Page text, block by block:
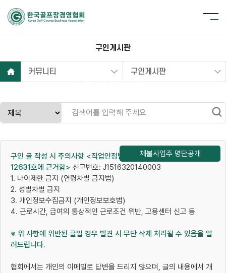
구인게시판
2025년 이전 데이터보기
커뮤니티 구인게시판
구인 글 작성 시 주의사항 <직업안정법 (시행 2014.5.20) 법률 제
12631호에 근거함> 신고번호: J1516320140003
1. 나이제한 금지 (연령차별 금지법)
2. 성별차별 금지
3. 개인정보수집금지 (개인정보보호법)
4. 근로시간, 급여의 통상적인 근로조건 위반, 고용센터 신고 등
※ 위 사항에 위반된 글일 경우 발견 시 무단 삭제 처리될 수 있음을 알
려드립니다.
체불사업주 명단공개
협회에서는 개인의 이메일로 답변을 드리지 않으며, 글의 내용에서 개